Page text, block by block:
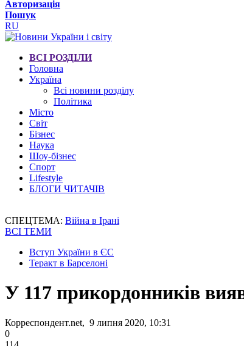
Авторизація
Пошук
RU
ВСІ РОЗДІЛИ
Головна
Україна
Всі новини розділу
Політика
Місто
Світ
Бізнес
Наука
Шоу-бізнес
Спорт
Lifestyle
БЛОГИ ЧИТАЧІВ
СПЕЦТЕМА: Війна в Ірані
ВСІ ТЕМИ
Вступ України в ЄС
Теракт в Барселоні
У 117 прикордонників
Корреспондент.net, 9 липня 2020, 10:31
0